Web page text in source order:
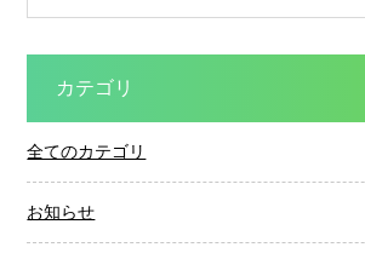
カテゴリ
全てのカテゴリ
お知らせ